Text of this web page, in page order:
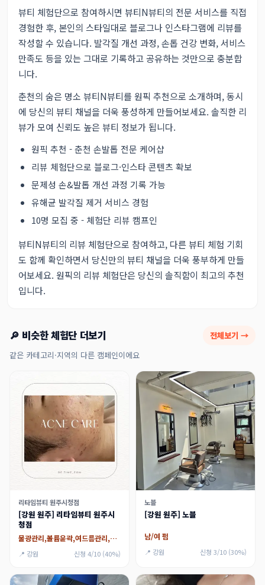
뷰티 체험단으로 참여하시면 뷰티N뷰티의 전문 서비스를 직접
경험한 후, 본인의 스타일대로 블로그나 인스타그램에 리뷰를
작성할 수 있습니다. 발각질 개선 과정, 손톱 건강 변화, 서비스
만족도 등을 있는 그대로 기록하고 공유하는 것만으로 충분합
니다.
춘천의 숨은 명소 뷰티N뷰티를 원픽 추천으로 소개하며, 동시
에 당신의 뷰티 채널을 더욱 풍성하게 만들어보세요. 솔직한 리
뷰가 모여 신뢰도 높은 뷰티 정보가 됩니다.
원픽 추천 - 춘천 손발톱 전문 케어샵
리뷰 체험단으로 블로그·인스타 콘텐츠 확보
문제성 손&발톱 개선 과정 기록 가능
유해균 발각질 제거 서비스 경험
10명 모집 중 - 체험단 리뷰 캠프인
뷰티N뷰티의 리뷰 체험단으로 참여하고, 다른 뷰티 체험 기회
도 함께 확인하면서 당신만의 뷰티 채널을 더욱 풍부하게 만들
어보세요. 원픽의 리뷰 체험단은 당신의 솔직함이 최고의 추천
입니다.
🔎 비슷한 체험단 더보기 전체보기 →
같은 카테고리·지역의 다른 캠페인이에요
리타임뷰티 원주시청점
[강원 원주] 리타임뷰티 원주시
청점
물광관리,볼륨윤곽,여드름관리,등순환,복부순환,하체순환,스킨플래닝
📍 강원 신청 4/10 (40%)
노블
[강원 원주] 노블
남/여 펌
📍 강원 신청 3/10 (30%)